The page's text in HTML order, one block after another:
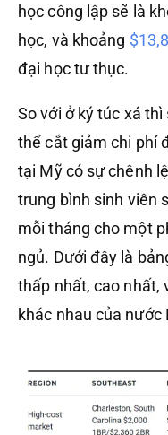
học công lập sẽ là
học, và khoảng
đại học tư thục.
So với ở ký túc xá
thể cắt giảm chi phí
tại Mỹ có sự chênh
trung bình sinh viên
mỗi tháng cho một
ngủ. Dưới đây là
thấp nhất, cao nhất,
khác nhau của nước